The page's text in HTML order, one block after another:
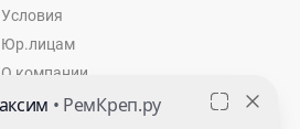
Условия
Юр.лицам
О компании
Контакты